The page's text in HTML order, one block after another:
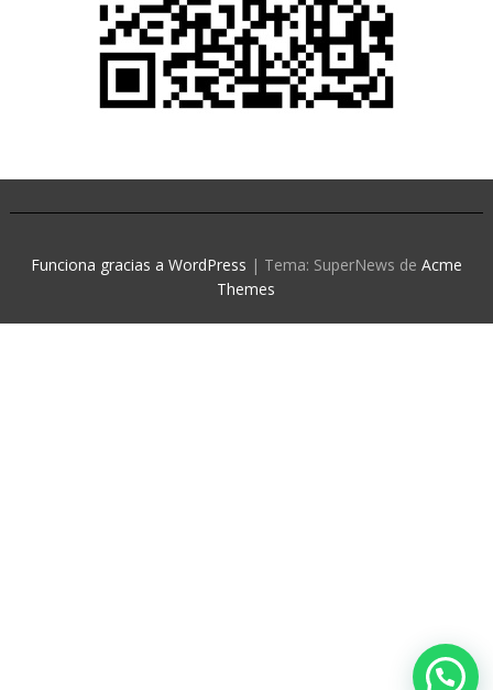
Funciona gracias a WordPress | Tema: SuperNews de Acme
Themes